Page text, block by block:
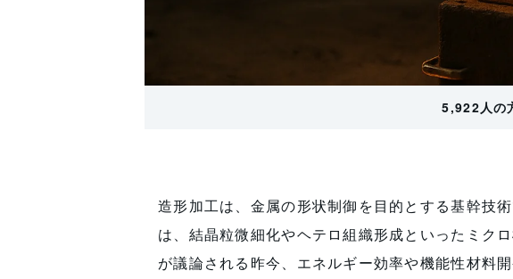
5,922人の
造形加工は、金属の形状制御を目的とする基幹技
は、結晶粒微細化やヘテロ組織形成といったミク
が議論される昨今、エネルギー効率や機能性材料